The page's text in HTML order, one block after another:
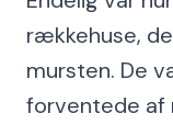
rækkehuse,
mursten. De
forventede af